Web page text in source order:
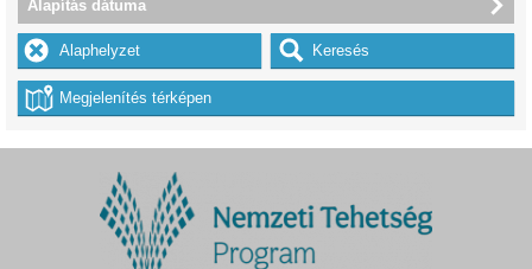
Alapítás dátuma